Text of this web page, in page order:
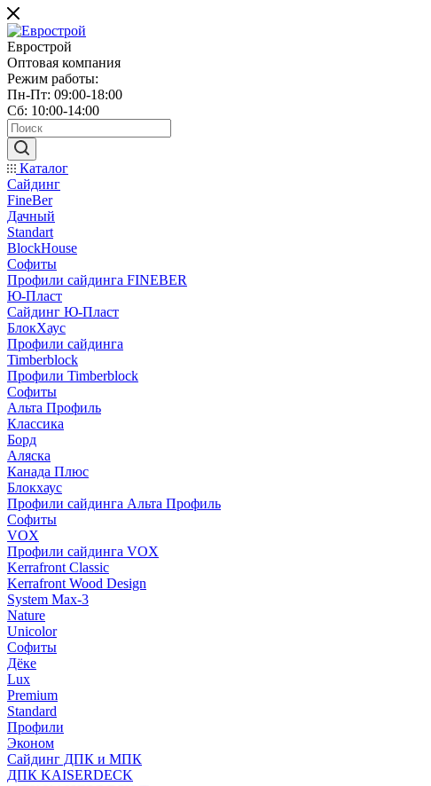
Еврострой
Оптовая компания
Режим работы:
Пн-Пт: 09:00-18:00
Сб: 10:00-14:00
Каталог
Сайдинг
FineBer
Дачный
Standart
BlockHouse
Софиты
Профили сайдинга FINEBER
Ю-Пласт
Сайдинг Ю-Пласт
БлокХаус
Профили сайдинга
Timberblock
Профили Timberblock
Софиты
Альта Профиль
Классика
Борд
Аляска
Канада Плюс
Блокхаус
Профили сайдинга Альта Профиль
Софиты
VOX
Профили сайдинга VOX
Kerrafront Classic
Kerrafront Wood Design
System Max-3
Nature
Unicolor
Софиты
Дёке
Lux
Premium
Standard
Профили
Эконом
Сайдинг ДПК и МПК
ДПК KAISERDECK